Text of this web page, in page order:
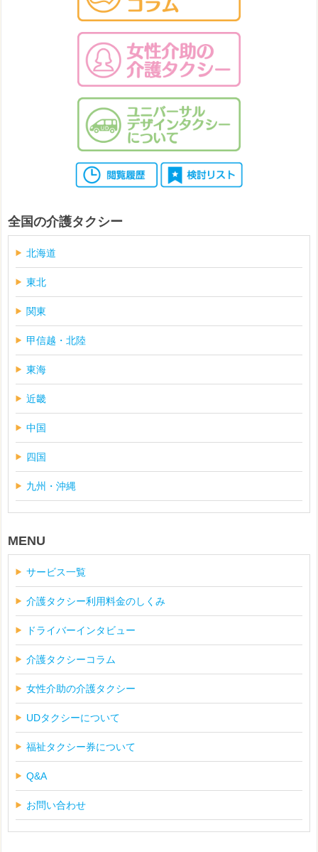
全国の介護タクシー
北海道
東北
関東
甲信越・北陸
東海
近畿
中国
四国
九州・沖縄
MENU
サービス一覧
介護タクシー利用料金のしくみ
ドライバーインタビュー
介護タクシーコラム
女性介助の介護タクシー
UDタクシーについて
福祉タクシー券について
Q&A
お問い合わせ